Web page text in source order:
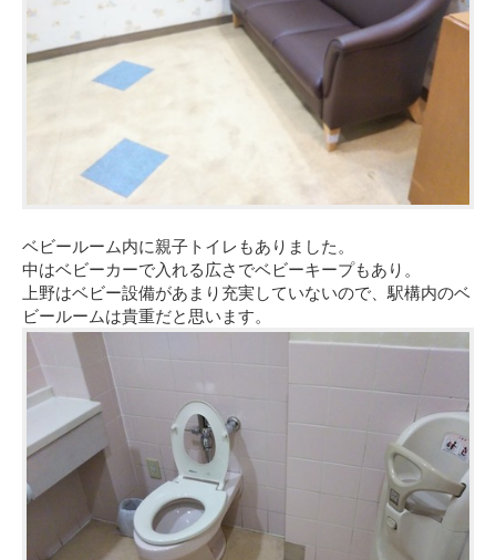
ベビールーム内に親子トイレもありました。
中はベビーカーで入れる広さでベビーキープもあり。
上野はベビー設備があまり充実していないので、駅構内のベ
ビールームは貴重だと思います。